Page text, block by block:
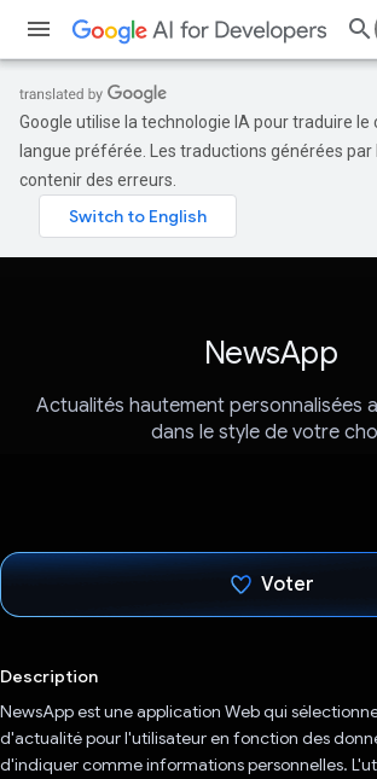
Google utilise la technologie IA pour traduire
langue préférée. Les traductions générées par
contenir des erreurs.
NewsApp
Actualités hautement personnalisées
dans le style de votre
Voter
Description
NewsApp est une application Web qui
d'actualité pour l'utilisateur en fonction des
d'indiquer comme informations personnelles.